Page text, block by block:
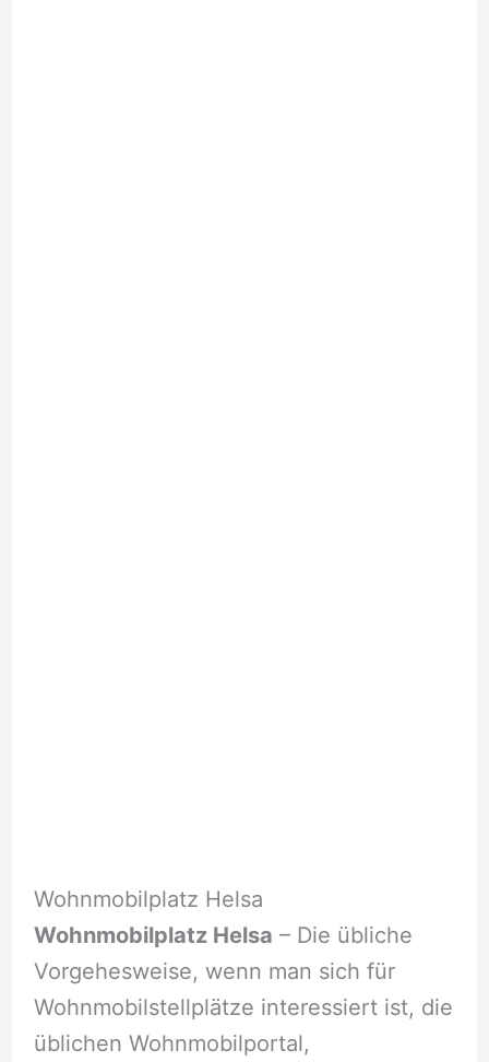
Wohnmobilplatz Helsa
Wohnmobilplatz Helsa – Die übliche
Vorgehesweise, wenn man sich für
Wohnmobilstellplätze interessiert ist, die
üblichen Wohnmobilportal,